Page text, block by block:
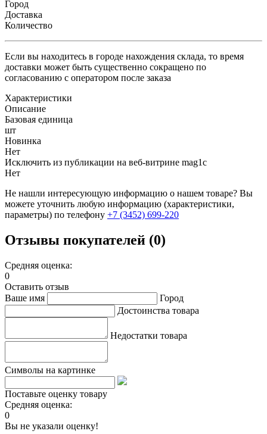
Город
Доставка
Количество
Если вы находитесь в городе нахождения склада, то время
доставки может быть существенно сокращено по
согласованию с оператором после заказа
Характеристики
Описание
Базовая единица
шт
Новинка
Нет
Исключить из публикации на веб-витрине mag1c
Нет
Не нашли интересующую информацию о нашем товаре? Вы
можете уточнить любую информацию (характеристики,
параметры) по телефону +7 (3452) 699-220
Отзывы покупателей (0)
Средняя оценка:
0
Оставить отзыв
Ваше имя
Город
Достоинства товара
Недостатки товара
Символы на картинке
Поставьте оценку товару
Средняя оценка:
0
Вы не указали оценку!